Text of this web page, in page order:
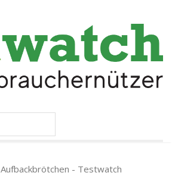
Aufbackbrötchen - Testwatch